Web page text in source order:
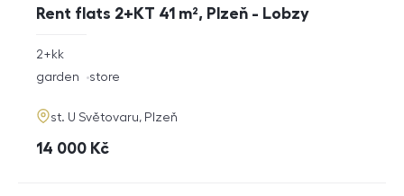
Rent flats 2+KT 41 m², Plzeň - Lobzy
rozměry
2+kk
funkce
garden store
adresa
st. U Světovaru, Plzeň
cena
14 000 Kč